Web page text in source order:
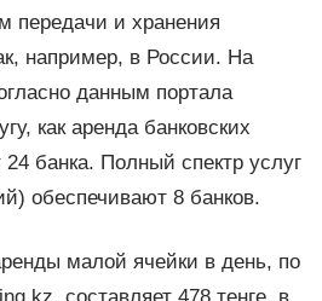
передачи и хранения
например, в России. На
данным портала
как аренда банковских
банка. Полный спектр услуг
обеспечивают 8 банков.
малой ячейки в день, по